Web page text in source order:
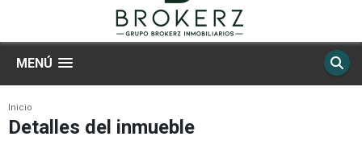
MENÚ
Inicio
Detalles del inmueble